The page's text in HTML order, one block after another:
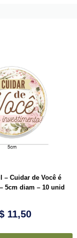
– Cuidar de Você é
Investimento – 5cm diam – 10 unid
11,50